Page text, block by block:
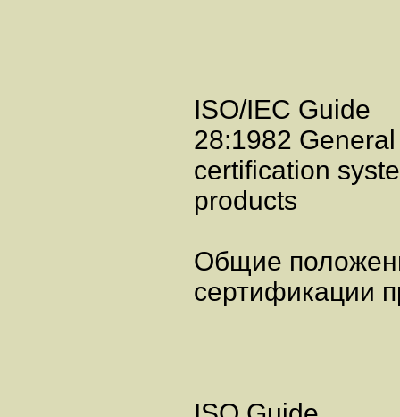
ISO/IEC Guide
28:1982
certification
products
Общие
сертификации